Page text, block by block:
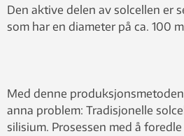
omlag 100 mikrometer. Foto: Fredrik
Martinsen
Den aktive delen av solcellen er
som har en diameter på ca. 100
Med denne
anna problem: Tradisjonelle
silisium. Prosessen med å